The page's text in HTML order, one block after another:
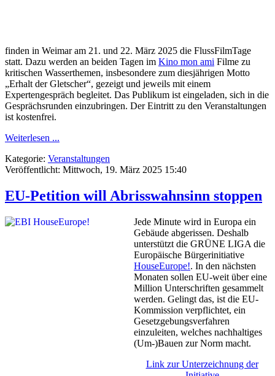
finden in Weimar am 21. und 22. März 2025 die FlussFilmTage
statt. Dazu werden an beiden Tagen im Kino mon ami Filme zu
kritischen Wasserthemen, insbesondere zum diesjährigen Motto
„Erhalt der Gletscher“, gezeigt und jeweils mit einem
Expertengespräch begleitet. Das Publikum ist eingeladen, sich in die
Gesprächsrunden einzubringen. Der Eintritt zu den Veranstaltungen
ist kostenfrei.
Weiterlesen ...
Kategorie: Veranstaltungen
Veröffentlicht: Mittwoch, 19. März 2025 15:40
EU-Petition will Abrisswahnsinn stoppen
Jede Minute wird in Europa ein
Gebäude abgerissen. Deshalb
unterstützt die GRÜNE LIGA die
Europäische Bürgerinitiative
HouseEurope!. In den nächsten
Monaten sollen EU-weit über eine
Million Unterschriften gesammelt
werden. Gelingt das, ist die EU-
Kommission verpflichtet, ein
Gesetzgebungsverfahren
einzuleiten, welches nachhaltiges
(Um-)Bauen zur Norm macht.
Link zur Unterzeichnung der